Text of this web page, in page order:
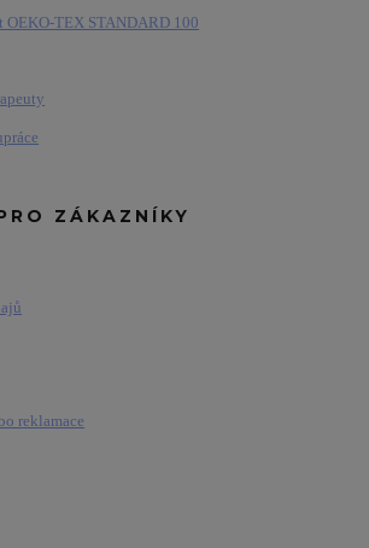
TEX STANDARD 100
ZÁKAZNÍKY
reklamace